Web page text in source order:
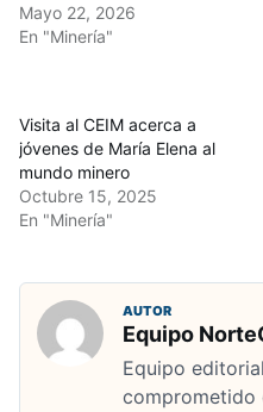
Mayo 22, 2026
En "Minería"
Visita al CEIM acerca a
jóvenes de María Elena al
mundo minero
Octubre 15, 2025
En "Minería"
AUTOR
Equipo
Equipo
comprometido